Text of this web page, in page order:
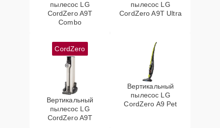
пылесос LG
CordZero A9T
Combo
пылесос LG
CordZero A9T Ultra
CordZero
Вертикальный
пылесос LG
CordZero A9T
Вертикальный
пылесос LG
CordZero A9 Pet